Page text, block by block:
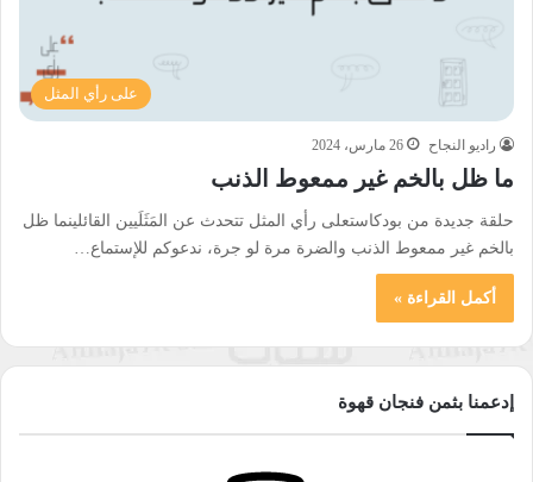
على رأي المثل
راديو النجاح 26 مارس، 2024
ما ظل بالخم غير ممعوط الذنب
حلقة جديدة من بودكاستعلى رأي المثل تتحدث عن المَثَلَيين القائلينما ظل
بالخم غير ممعوط الذنب والضرة مرة لو جرة، ندعوكم للإستماع…
أكمل القراءة »
إدعمنا بثمن فنجان قهوة